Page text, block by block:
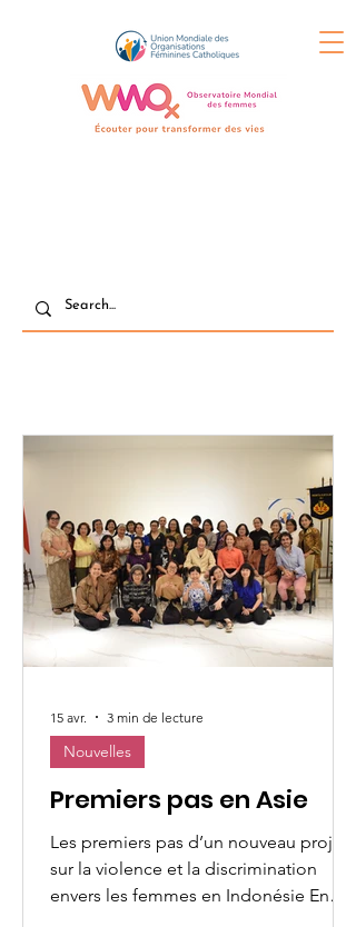
Premiers pas en Asie
Les premiers pas d’un nouveau projet
sur la violence et la discrimination
envers les femmes en Indonésie En
Nouvelles
15 avr. 3 min de lecture